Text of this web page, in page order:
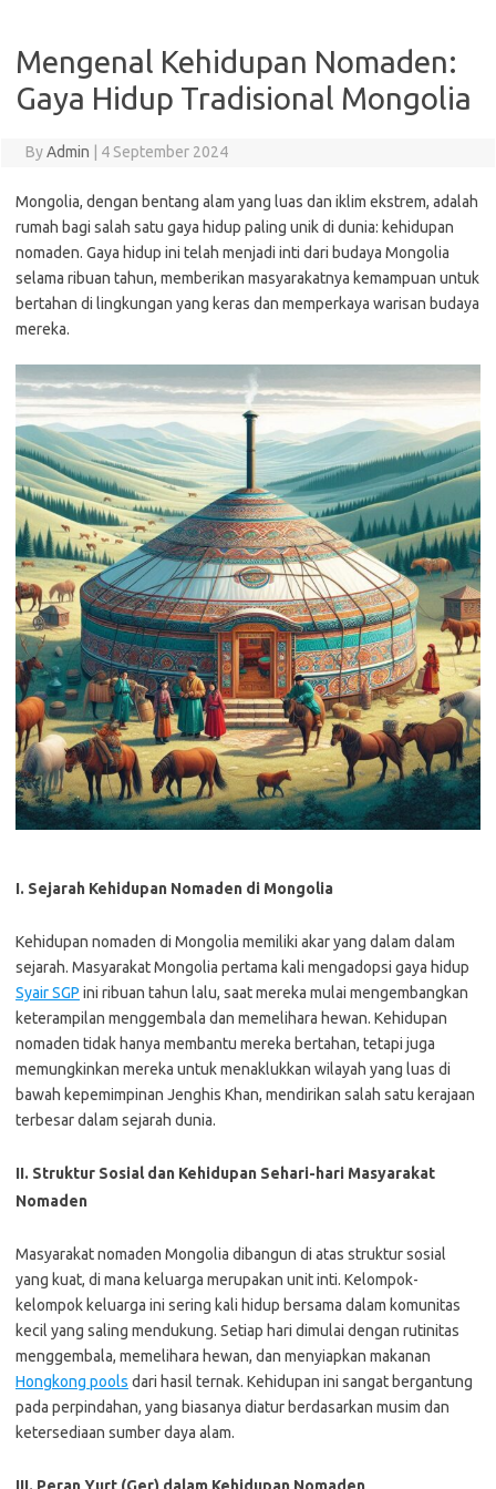
Mengenal Kehidupan Nomaden:
Gaya Hidup Tradisional Mongolia
ByAdmin 4 September 2024
Mongolia, dengan bentang alam yang luas dan iklim ekstrem, adalah
rumah bagi salah satu gaya hidup paling unik di dunia: kehidupan
nomaden. Gaya hidup ini telah menjadi inti dari budaya Mongolia
selama ribuan tahun, memberikan masyarakatnya kemampuan untuk
bertahan di lingkungan yang keras dan memperkaya warisan budaya
mereka.
I. Sejarah Kehidupan Nomaden di Mongolia
Kehidupan nomaden di Mongolia memiliki akar yang dalam dalam
sejarah. Masyarakat Mongolia pertama kali mengadopsi gaya hidup
Syair SGP ini ribuan tahun lalu, saat mereka mulai mengembangkan
keterampilan menggembala dan memelihara hewan. Kehidupan
nomaden tidak hanya membantu mereka bertahan, tetapi juga
memungkinkan mereka untuk menaklukkan wilayah yang luas di
bawah kepemimpinan Jenghis Khan, mendirikan salah satu kerajaan
terbesar dalam sejarah dunia.
II. Struktur Sosial dan Kehidupan Sehari-hari Masyarakat
Nomaden
Masyarakat nomaden Mongolia dibangun di atas struktur sosial
yang kuat, di mana keluarga merupakan unit inti. Kelompok-
kelompok keluarga ini sering kali hidup bersama dalam komunitas
kecil yang saling mendukung. Setiap hari dimulai dengan rutinitas
menggembala, memelihara hewan, dan menyiapkan makanan
Hongkong pools dari hasil ternak. Kehidupan ini sangat bergantung
pada perpindahan, yang biasanya diatur berdasarkan musim dan
ketersediaan sumber daya alam.